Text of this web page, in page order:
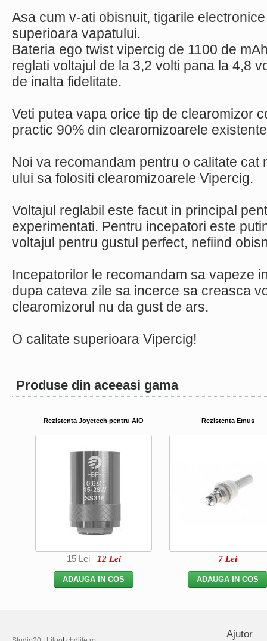
Asa cum v-ati obisnuit, tigarile
superioara vapatului.
Bateria ego twist vipercig de 1100 de
reglati voltajul de la 3,2 volti pana la 4,8
de inalta fidelitate.
Veti putea vapa orice tip de clearomizor
practic 90% din clearomizoarele
Noi va recomandam pentru o calitate cat
ului sa folositi clearomizoarele Vipercig.
Voltajul reglabil este facut in principal
experimentati. Pentru incepatori este
voltajul pentru gustul perfect, nefiind
Incepatorilor le recomandam sa vapeze
dupa cateva zile sa incerce sa creasca
clearomizorul nu da gust de ars.
O calitate superioara Vipercig!
Produse din aceeasi gama
Rezistenta Joyetech pentru AIO
15 Lei 12 Lei
Rezistenta Emus
7 Lei
Ajutor